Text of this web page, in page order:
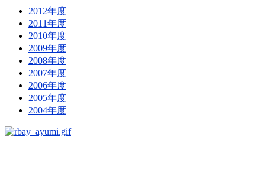
2012年度
2011年度
2010年度
2009年度
2008年度
2007年度
2006年度
2005年度
2004年度